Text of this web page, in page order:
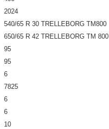
2024
540/65 R 30 TRELLEBORG TM800
650/65 R 42 TRELLEBORG TM 800
95
95
6
7825
6
6
10